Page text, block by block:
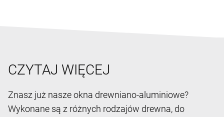
CZYTAJ WIĘCEJ
Znasz już nasze okna drewniano-aluminiowe?
Wykonane są z różnych rodzajów drewna, do